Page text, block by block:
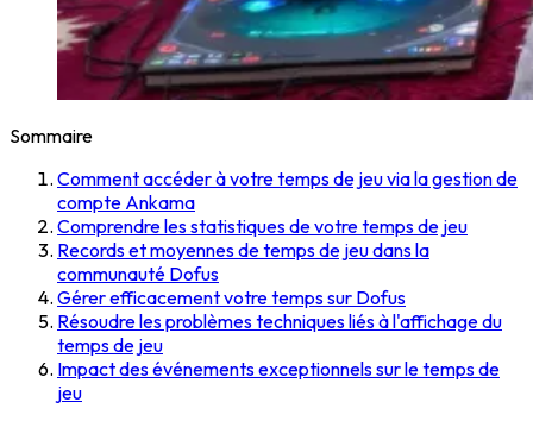
Sommaire
Comment accéder à votre temps de jeu via la gestion de
compte Ankama
Comprendre les statistiques de votre temps de jeu
Records et moyennes de temps de jeu dans la
communauté Dofus
Gérer efficacement votre temps sur Dofus
Résoudre les problèmes techniques liés à l'affichage du
temps de jeu
Impact des événements exceptionnels sur le temps de
jeu